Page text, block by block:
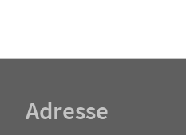
Adresse